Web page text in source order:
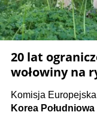
20 lat
wołowiny na
Komisja
Korea